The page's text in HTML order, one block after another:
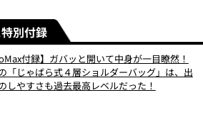
別付録
付録】ガバッと開いて中身が一目瞭然！
「じゃばら式４層ショルダーバッグ」は、出
しやすさも過去最高レベルだった！